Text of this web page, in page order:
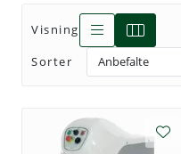
Visning
Sorter